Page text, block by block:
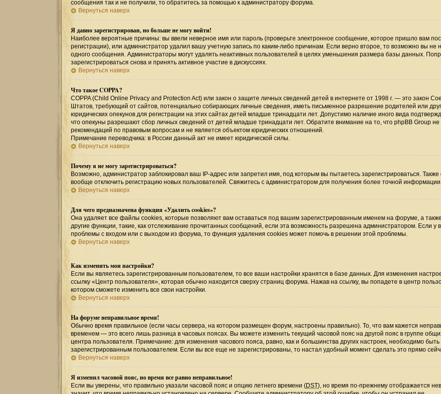
сообщения так и не получили, то обратитесь за помощью к администратору форума.
Вернуться наверх
Я давно зарегистрирован, но больше не могу войти!
Наиболее вероятные причины: вы ввели неверное имя или пароль (проверьте электронное сообщение, которое пришло вам
регистрации), или администратор удалил вашу учетную запись по каким-либо причинам. Если верно второе, то возможно вы не
одного сообщения. Администраторы могут удалять неактивных пользователей в целях уменьшения размера базы данных.
зарегистрироваться снова и принять активное участие в дискуссиях.
Вернуться наверх
Что такое COPPA?
COPPA (Child Online Privacy and Protection Act) или закон о защите личных сведений детей в интернете от 1998 г. — это закон
Штатов, требующий от сайтов, потенциально собирающих личные сведения, иметь письменное разрешение родителей или
юридических опекунов для регистрации на этих сайтах детей младше тринадцати лет. Допустимо наличие иного вида
что опекуны разрешают сбор личных сведений от детей младше тринадцати лет. Обратите внимание на то, что phpBB Group
рекомендаций по правовым вопросам и не является объектом юридических отношений.
Примечание переводчика: в России данный акт не имеет юридической силы.
Вернуться наверх
Почему я не могу зарегистрироваться?
Возможно, администратор заблокировал ваш IP-адрес или запретил имя, под которым вы пытаетесь зарегистрироваться. Также
вообще отключить регистрацию новых пользователей. Свяжитесь с администратором для получения более точной
Вернуться наверх
Для чего предназначена функция «Удалить cookies»?
Она удаляет все файлы cookies, которые позволяют вам оставаться под вашим зарегистрированным именем на форуме, а
другие функции, такие, как отслеживание прочитанных сообщений, если эта возможность разрешена администратором. Если у
проблемы с входом или с выходом из форума, то функция удаления cookies может помочь в решении этой проблемы.
Вернуться наверх
Как изменить мои настройки?
Если вы являетесь зарегистрированным пользователем, то все ваши настройки хранятся в базе данных. Для изменения
ссылку «Центр пользователя», которая обычно находится сверху страниц форума. Нажав на ссылку, вы попадете в центр
котором сможете изменить все свои настройки.
Вернуться наверх
На форуме неправильное время!
Обычно время правильное (если часы сервера, на котором размещен форум, настроены правильно). То, что вам кажется
временем — это всего лишь разница в часовых поясах. Вы можете изменить текущий часовой пояс на другой пояс в группе
центра пользователя. Примечание: для изменения часового пояса, равно, как и большинства других настроек, необходимо быть
зарегистрированным пользователем. Если вы все еще не зарегистрированы, то настал удобный момент сделать это прямо
Вернуться наверх
Я изменил часовой пояс, но время все равно неправильное!
Если вы уверены, что правильно указали часовой пояс и опцию летнего времени (DST), но время по-прежнему отображается